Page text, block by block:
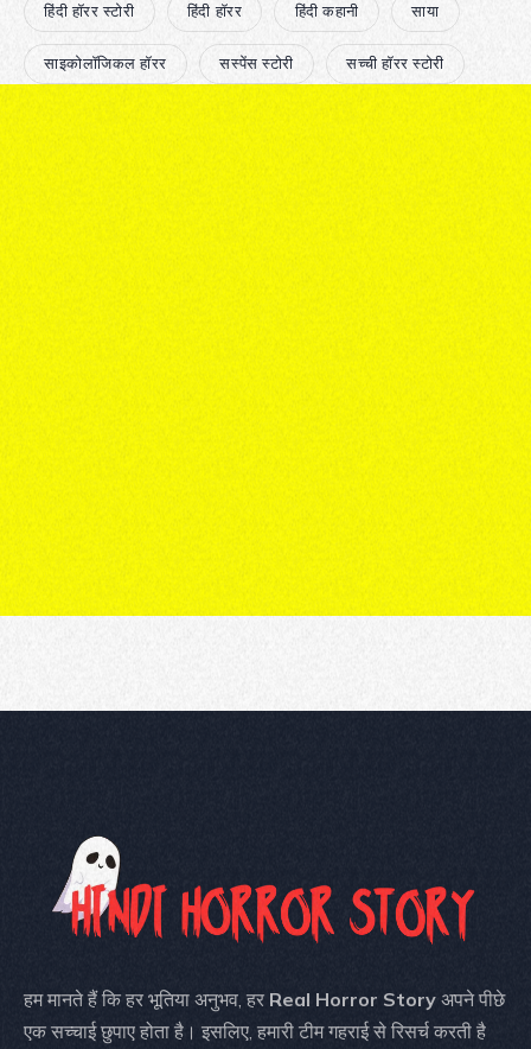
हिंदी हॉरर स्टोरी हिंदी हॉरर हिंदी कहानी साया
साइकोलॉजिकल हॉरर सस्पेंस स्टोरी सच्ची हॉरर स्टोरी
हम मानते हैं कि हर भूतिया अनुभव, हर Real Horror Story अपने पीछे
एक सच्चाई छुपाए होता है। इसलिए, हमारी टीम गहराई से रिसर्च करती है